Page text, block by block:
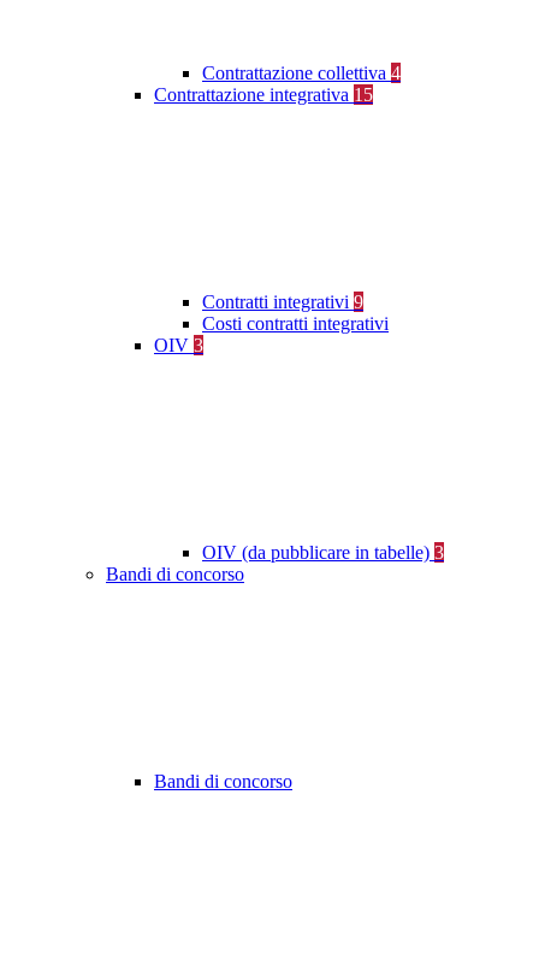
Contrattazione collettiva 4
Contrattazione integrativa 15
Contratti integrativi 9
Costi contratti integrativi
OIV 3
OIV (da pubblicare in tabelle) 3
Bandi di concorso
Bandi di concorso